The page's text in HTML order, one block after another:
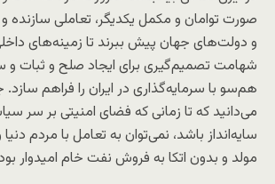
صورت توامان و مکمل یکدیگر، تعاملی سازنده و
و دولت‌های جهان پیش ببرند تا زمینه‌های
شهامت تصمیم‌گیری برای ایجاد صلح و ثبات
هم‌سو با سرمایه‌گذاری در ایران را فراهم سازد.
می‌دانید که تا زمانی که فضای امنیتی بر سر
سایه‌انداز باشد، نمی‌توان به تعامل با مردم
مولد و بدون اتکا به فروش نفت خام امیدوار